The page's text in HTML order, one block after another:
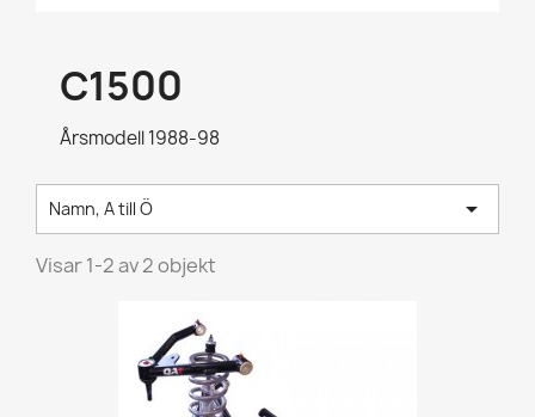
C1500
Årsmodell 1988-98
Namn, A till Ö 
Visar 1-2 av 2 objekt